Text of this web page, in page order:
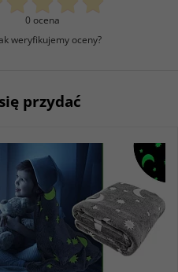
0 ocena
weryfikujemy oceny?
przydać